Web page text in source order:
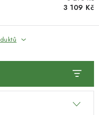
3 109 Kč